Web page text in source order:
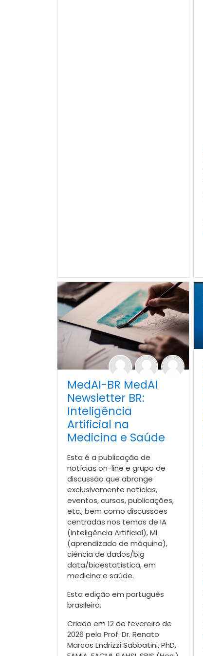
MedAI-BR MedAI
Newsletter BR:
Inteligência
Artificial na
Medicina e Saúde
Esta é a publicação de
notícias on-line e grupo de
discussão que abrange
exclusivamente notícias,
eventos, cursos, publicações,
etc., bem como discussões
centradas nos temas de IA
(Inteligência Artificial), ML
(aprendizado de máquina),
ciência de dados/big
data/bioestatística, em
medicina e saúde.
Esta edição em português
brasileiro.
Criado em 12 de fevereiro de
2026 pelo Prof. Dr. Renato
Marcos Endrizzi Sabbatini, PhD,